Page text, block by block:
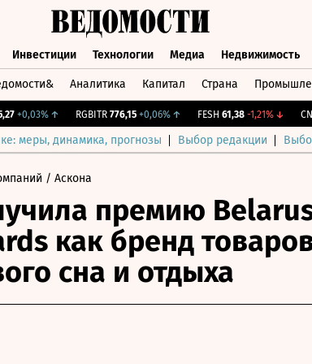
Инвестиции Технологии Медиа Недвижимость
Аналитика Капитал Страна
+0,03%↑ RGBITR 776,15 +0,06%↑ FESH 61,38 -1,21%↓ CNY
меры, динамика, прогнозы Выбор редакции
/ Аскона
премию
как бренд
сна и отдыха